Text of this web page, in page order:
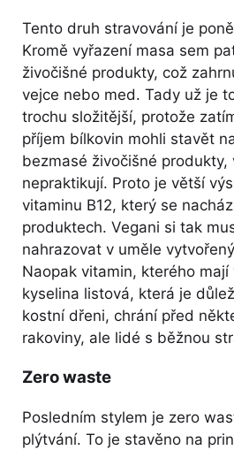
Tento druh stravování je
Kromě vyřazení masa sem
živočišné produkty, což
vejce nebo med. Tady už je
trochu složitější, protože
příjem bílkovin mohli stavět
bezmasé živočišné produkty,
nepraktikují. Proto je větší
vitaminu B12, který se
produktech. Vegani si tak
nahrazovat v uměle
Naopak vitamin, kterého
kyselina listová, která je
kostní dřeni, chrání před
rakoviny, ale lidé s běžnou
Zero waste
Posledním stylem je zero
plýtvání. To je stavěno na